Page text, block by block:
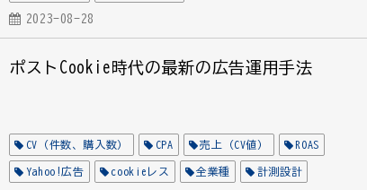
2023-08-28
ポストCookie時代の最新の広告運用手法
CV（件数、購入数） CPA 売上（CV値） ROAS
Yahoo!広告 cookieレス 全業種 計測設計